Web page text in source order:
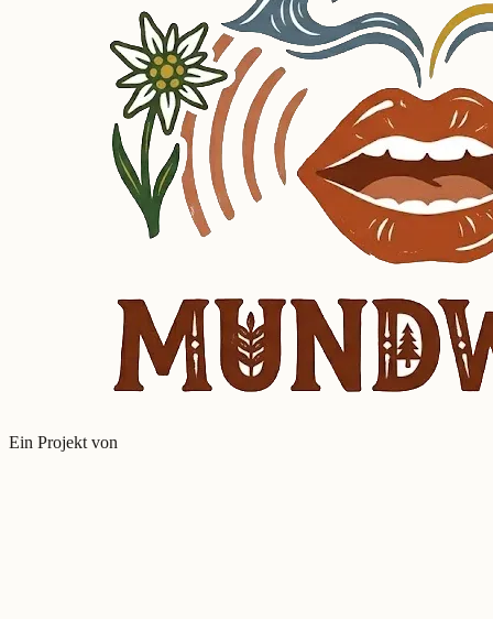
Ein Projekt von